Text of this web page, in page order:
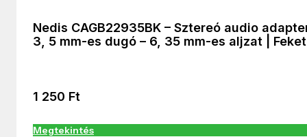
Nedis CAGB22935BK – Sztereó audio
3, 5 mm-es dugó – 6, 35 mm-es aljzat |
1 250 Ft
Megtekintés